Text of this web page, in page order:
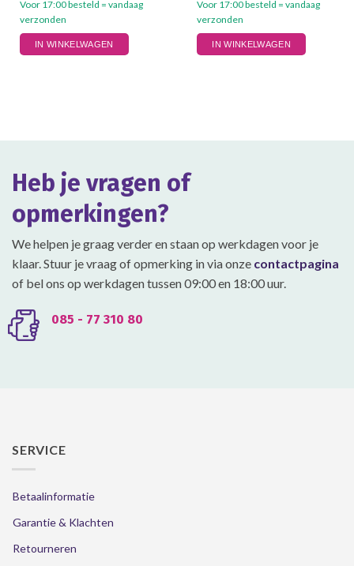
Voor 17:00 besteld = vandaag
verzonden
IN WINKELWAGEN
Dit
product
worden
de
Voor 17:00 besteld = vandaag
verzonden
IN WINKELWAGEN
Heb je vragen of
opmerkingen?
We helpen je graag verder en staan op werkdagen voor je
klaar. Stuur je vraag of opmerking in via onze contactpagina
of bel ons op werkdagen tussen 09:00 en 18:00 uur.
085 - 77 310 80
SERVICE
Betaalinformatie
Garantie & Klachten
Retourneren